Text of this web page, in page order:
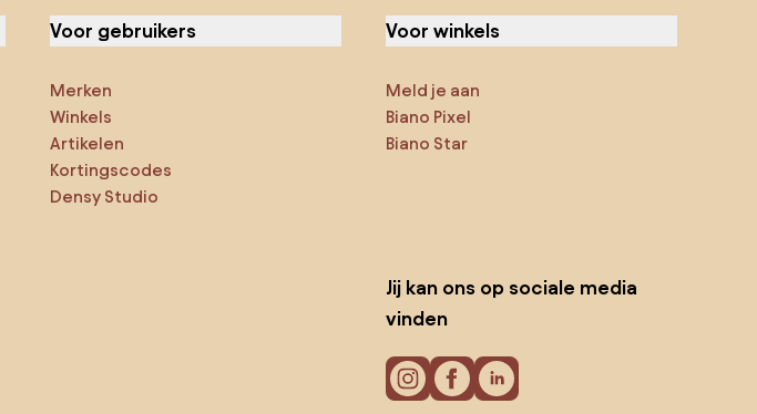
Voor gebruikers
Merken
Winkels
Artikelen
Kortingscodes
Densy Studio
Voor winkels
Meld je aan
Biano Pixel
Biano Star
Jij kan ons op sociale media
vinden